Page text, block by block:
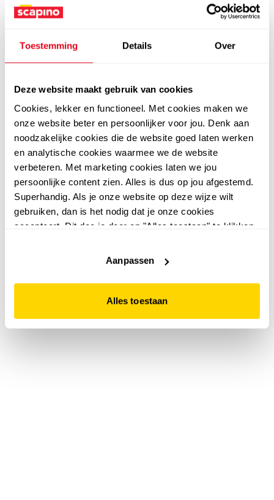
Toestemming Details Over
Deze website maakt gebruik van cookies
Cookies, lekker en functioneel. Met cookies maken we
onze website beter en persoonlijker voor jou. Denk aan
noodzakelijke cookies die de website goed laten werken
en analytische cookies waarmee we de website
verbeteren. Met marketing cookies laten we jou
persoonlijke content zien. Alles is dus op jou afgestemd.
Superhandig. Als je onze website op deze wijze wilt
gebruiken, dan is het nodig dat je onze cookies
accepteert. Dit doe je door op "Alles toestaan" te klikken.
website niet optimaal functioneert.
Aanpassen
Alles toestaan